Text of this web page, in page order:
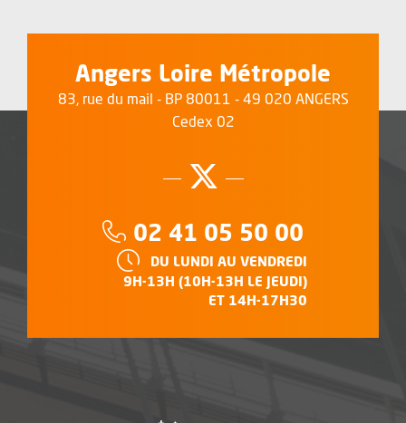
Angers Loire Métropole
83, rue du mail - BP 80011 - 49 020 ANGERS
Cedex 02
Suivez-nous
, Ouvre une
Téléphone :
02 41 05 50 00
HORAIRES :
DU LUNDI AU VENDREDI
9H-13H (10H-13H LE JEUDI)
ET 14H-17H30